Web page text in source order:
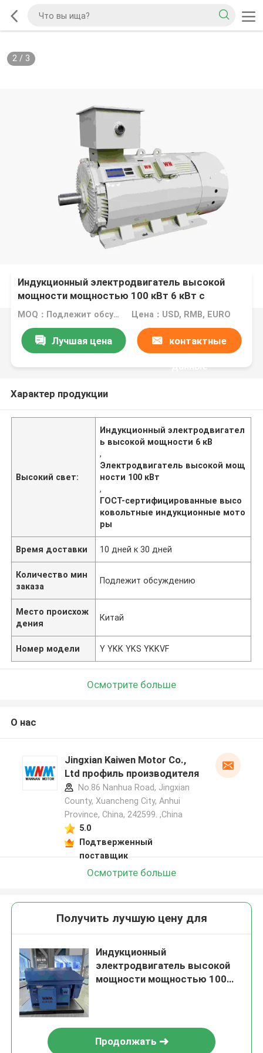
2/ 3
Индукционный электродвигатель высокой
мощности мощностью 100 кВт 6 кВт с
сертификацией GOSTMOQ：Подлежит обсуждению Цена：USD, RMB, EURO
Лучшая цена контактные
данные
Характер продукции
Высокий свет:
Индукционный электродвигател
ь высокой мощности 6 кВ
,
Электродвигатель высокой мощ
ности 100 кВт
,
ГОСТ-сертифицированные высо
ковольтные индукционные мото
ры
Время доставки 10 дней к 30 дней
Количество мин
заказа
Подлежит обсуждению
Место происхож
дения
Китай
Номер модели Y YKK YKS YKKVF
Осмотрите больше
О нас
Jingxian Kaiwen Motor Co.,
Ltd профиль производителя
No.86 Nanhua Road, Jingxian
County, Xuancheng City, Anhui
Province, China, 242599. ,China
5.0
Подтверженный
поставщик
Осмотрите больше
Получить лучшую цену для
Индукционный
электродвигатель высокой
мощности мощностью 100
Продолжать